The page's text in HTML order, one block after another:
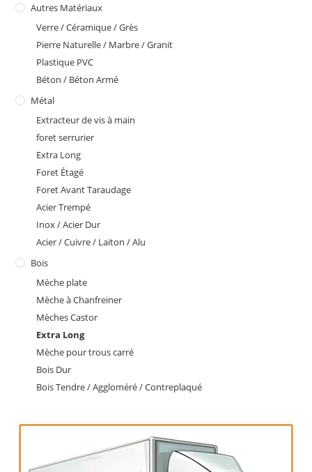
Autres Matériaux
Verre / Céramique / Grès
Pierre Naturelle / Marbre / Granit
Plastique PVC
Béton / Béton Armé
Métal
Extracteur de vis à main
foret serrurier
Extra Long
Foret Étagé
Foret Avant Taraudage
Acier Trempé
Inox / Acier Dur
Acier / Cuivre / Laiton / Alu
Bois
Mèche plate
Mèche à Chanfreiner
Mèches Castor
Extra Long
Mèche pour trous carré
Bois Dur
Bois Tendre / Aggloméré / Contreplaqué